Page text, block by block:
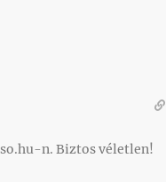
n. Biztos véletlen!